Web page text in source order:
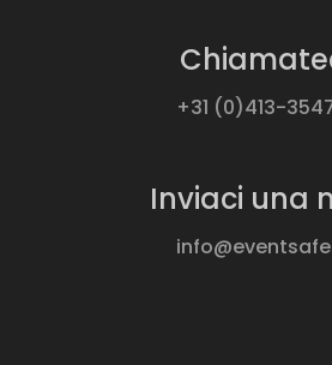
+31 (0)413-
Inviaci una